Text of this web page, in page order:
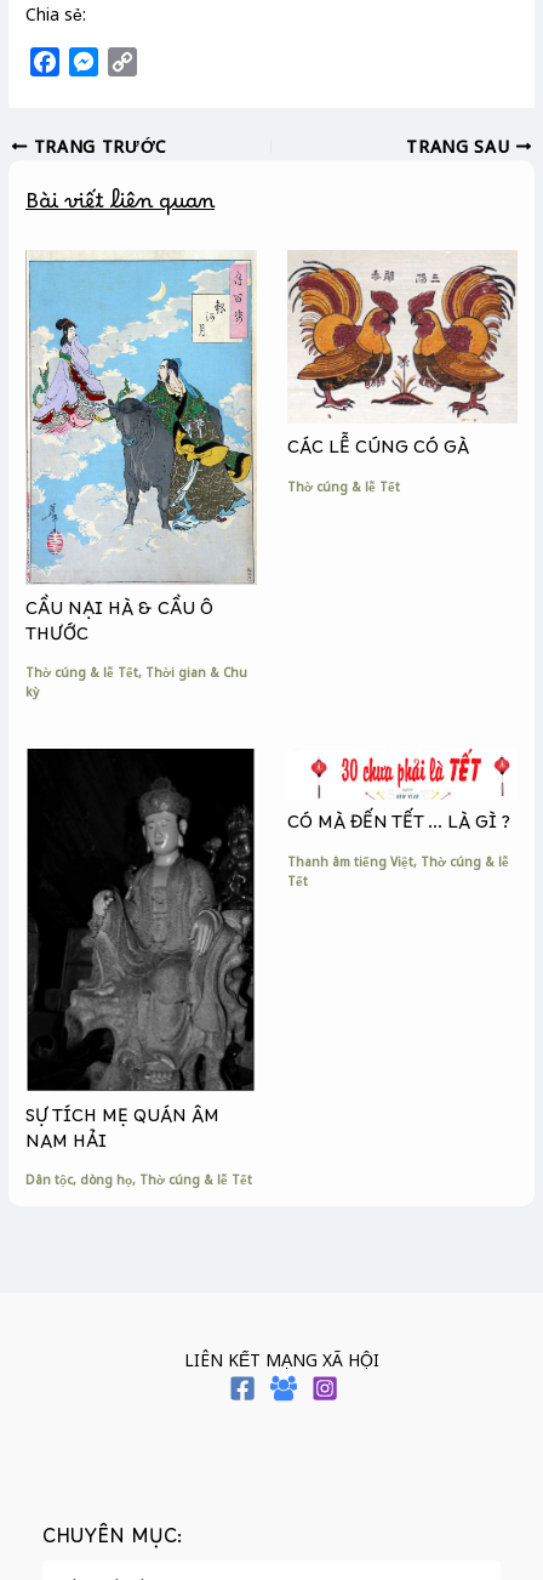
Chia sẻ:
e
o
k
M
s
n
e
y
i
k
TRANG TRƯỚC TRANG SAU
Bài viết liên quan
CẦU NẠI HÀ & CẦU Ô
THƯỚC
Thờ cúng & lễ Tết, Thời gian & Chu
kỳ
CÁC LỄ CÚNG CÓ GÀ
Thờ cúng & lễ Tết
SỰ TÍCH MẸ QUÁN ÂM
NAM HẢI
Dân tộc, dòng họ, Thờ cúng & lễ Tết
CÓ MÀ ĐẾN TẾT … LÀ GÌ ?
Thanh âm tiếng Việt, Thờ cúng & lễ
Tết
LIÊN KẾT MẠNG XÃ HỘI
CHUYÊN MỤC: